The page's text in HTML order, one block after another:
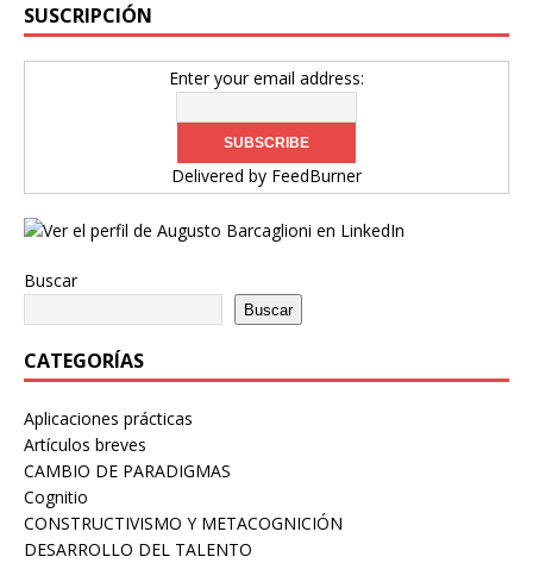
SUSCRIPCIÓN
Enter your email address:
Delivered by FeedBurner
Buscar
Buscar
CATEGORÍAS
Aplicaciones prácticas
Artículos breves
CAMBIO DE PARADIGMAS
Cognitio
CONSTRUCTIVISMO Y METACOGNICIÓN
DESARROLLO DEL TALENTO